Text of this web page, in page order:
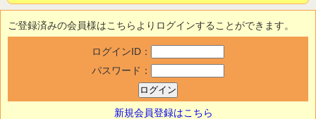
ご登録済みの会員様はこちらよりログインすることができます。
ログインID：
パスワード：
新規会員登録はこちら